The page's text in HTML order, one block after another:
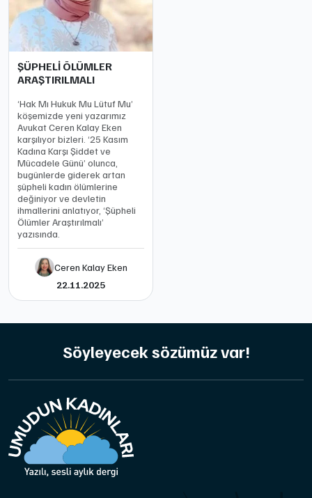
ŞÜPHELİ ÖLÜMLER
ARAŞTIRILMALI
‘Hak Mı Hukuk Mu Lütuf Mu’
köşemizde yeni yazarımız
Avukat Ceren Kalay Eken
karşılıyor bizleri. ‘25 Kasım
Kadına Karşı Şiddet ve
Mücadele Günü’ olunca,
bugünlerde giderek artan
şüpheli kadın ölümlerine
değiniyor ve devletin
ihmallerini anlatıyor, ‘Şüpheli
Ölümler Araştırılmalı’
yazısında.
Ceren Kalay Eken
22.11.2025
Söyleyecek sözümüz var!